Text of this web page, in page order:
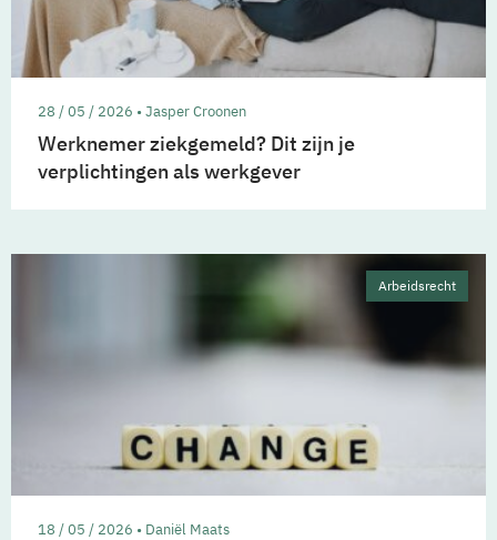
28 / 05 / 2026 • Jasper Croonen
Werknemer ziekgemeld? Dit zijn je
verplichtingen als werkgever
Arbeidsrecht
18 / 05 / 2026 • Daniël Maats